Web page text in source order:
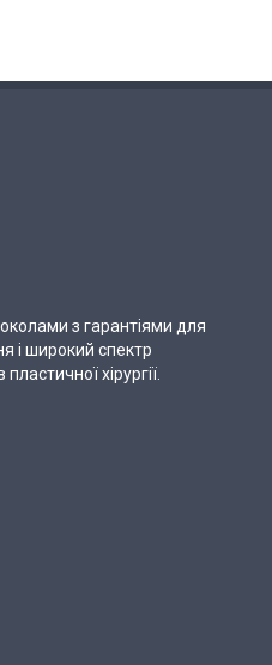
з гарантіями для
і широкий спектр
хірургії.